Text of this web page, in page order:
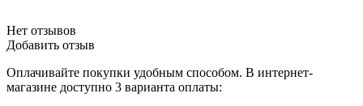
Нет отзывов
Добавить отзыв
Оплачивайте покупки удобным способом. В интернет-
магазине доступно 3 варианта оплаты: